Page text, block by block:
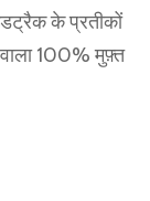
के प्रतीकों
100% मुफ़्त